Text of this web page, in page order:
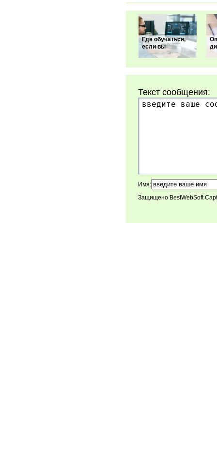
Где обучаться,
если вы
Текст сообщения:
Имя:
Защищено BestWebSoft